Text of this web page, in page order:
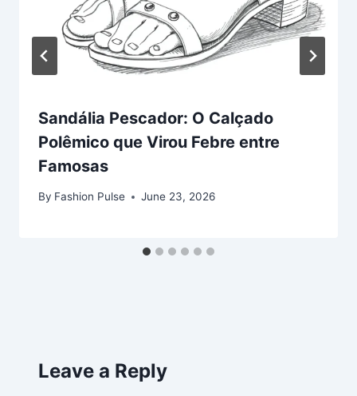
Sandália Pescador: O Calçado
Polêmico que Virou Febre entre
Famosas
By Fashion Pulse June 23, 2026
Leave a Reply